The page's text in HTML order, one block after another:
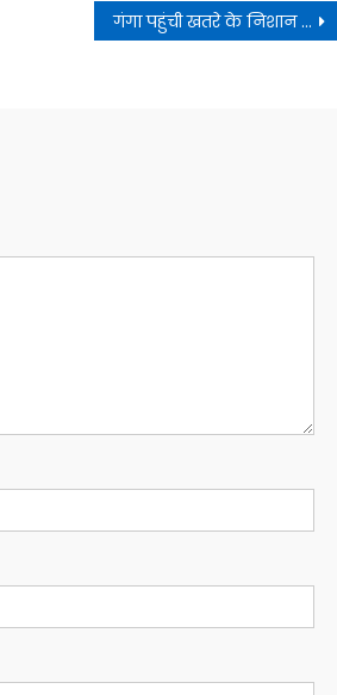
गंगा पहुंची खतरे के निशान के पार , प्रशासन अलर्ट